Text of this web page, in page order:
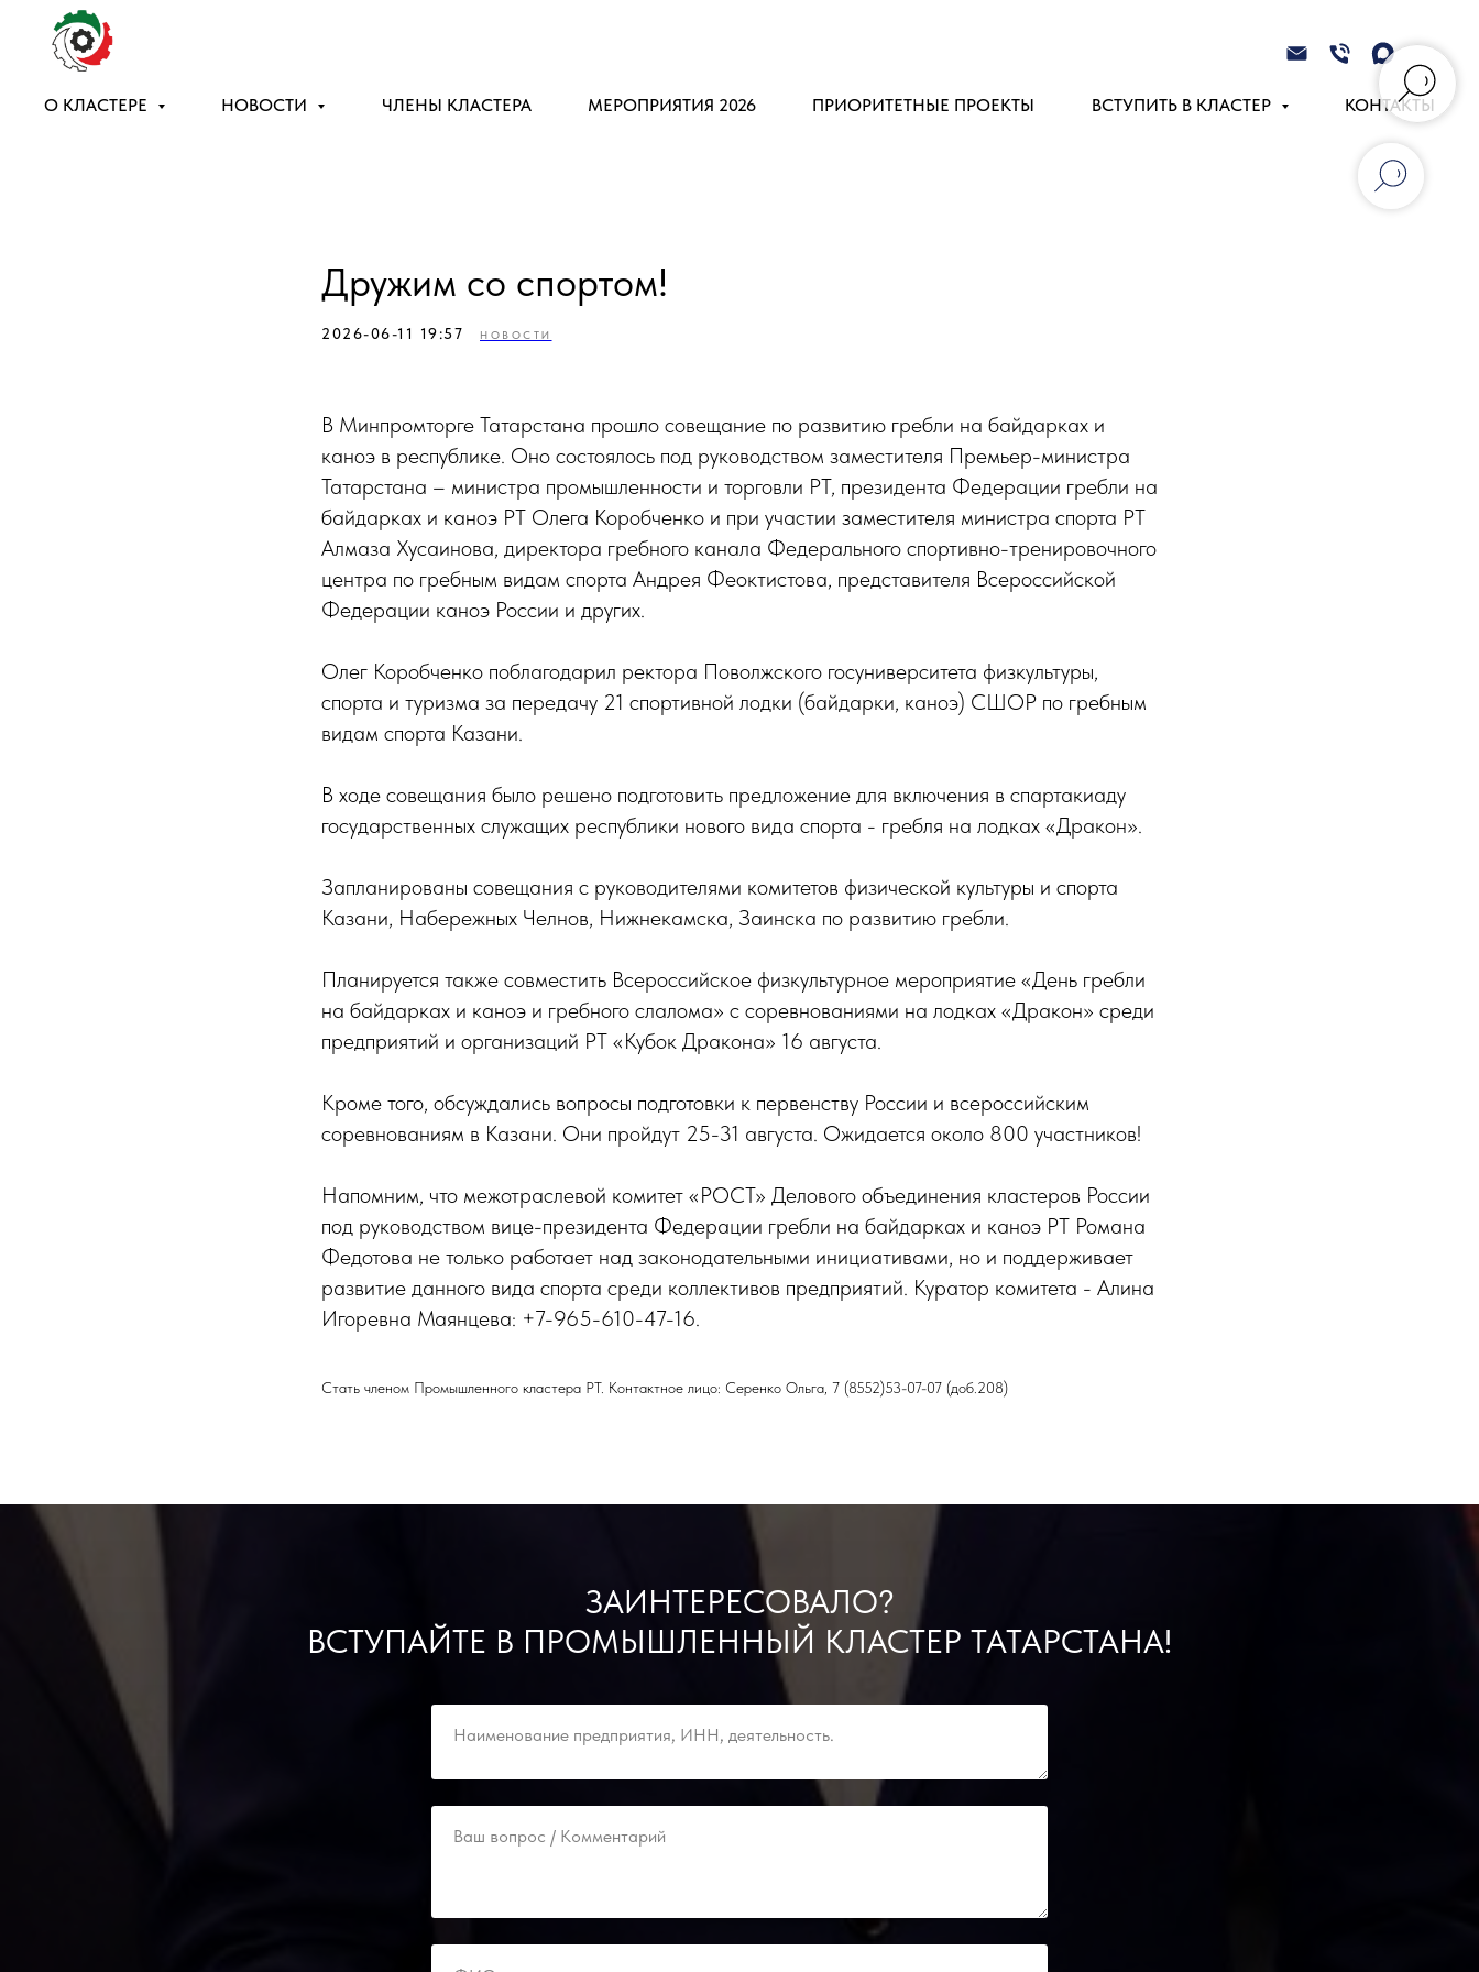
О КЛАСТЕРЕ НОВОСТИ ЧЛЕНЫ КЛАСТЕРА МЕРОПРИЯТИЯ 2026 ПРИОРИТЕТНЫЕ ПРОЕКТЫ ВСТУПИТЬ В КЛАСТЕР КОНТАКТЫ
Дружим со спортом!
2026-06-11 19:57 НОВОСТИ
В Минпромторге Татарстана прошло совещание по развитию гребли на байдарках и
каноэ в республике. Оно состоялось под руководством заместителя Премьер-министра
Татарстана – министра промышленности и торговли РТ, президента Федерации гребли на
байдарках и каноэ РТ Олега Коробченко и при участии заместителя министра спорта РТ
Алмаза Хусаинова, директора гребного канала Федерального спортивно-тренировочного
центра по гребным видам спорта Андрея Феоктистова, представителя Всероссийской
Федерации каноэ России и других.
Олег Коробченко поблагодарил ректора Поволжского госуниверситета физкультуры,
спорта и туризма за передачу 21 спортивной лодки (байдарки, каноэ) СШОР по гребным
видам спорта Казани.
В ходе совещания было решено подготовить предложение для включения в спартакиаду
государственных служащих республики нового вида спорта - гребля на лодках «Дракон».
Запланированы совещания с руководителями комитетов физической культуры и спорта
Казани, Набережных Челнов, Нижнекамска, Заинска по развитию гребли.
Планируется также совместить Всероссийское физкультурное мероприятие «День гребли
на байдарках и каноэ и гребного слалома» с соревнованиями на лодках «Дракон» среди
предприятий и организаций РТ «Кубок Дракона» 16 августа.
Кроме того, обсуждались вопросы подготовки к первенству России и всероссийским
соревнованиям в Казани. Они пройдут 25-31 августа. Ожидается около 800 участников!
Напомним, что межотраслевой комитет «РОСТ» Делового объединения кластеров России
под руководством вице-президента Федерации гребли на байдарках и каноэ РТ Романа
Федотова не только работает над законодательными инициативами, но и поддерживает
развитие данного вида спорта среди коллективов предприятий. Куратор комитета - Алина
Игоревна Маянцева: +7-965-610-47-16.
Стать членом Промышленного кластера РТ. Контактное лицо: Серенко Ольга, 7 (8552)53-07-07 (доб.208)
ЗАИНТЕРЕСОВАЛО?
ВСТУПАЙТЕ В ПРОМЫШЛЕННЫЙ КЛАСТЕР ТАТАРСТАНА!